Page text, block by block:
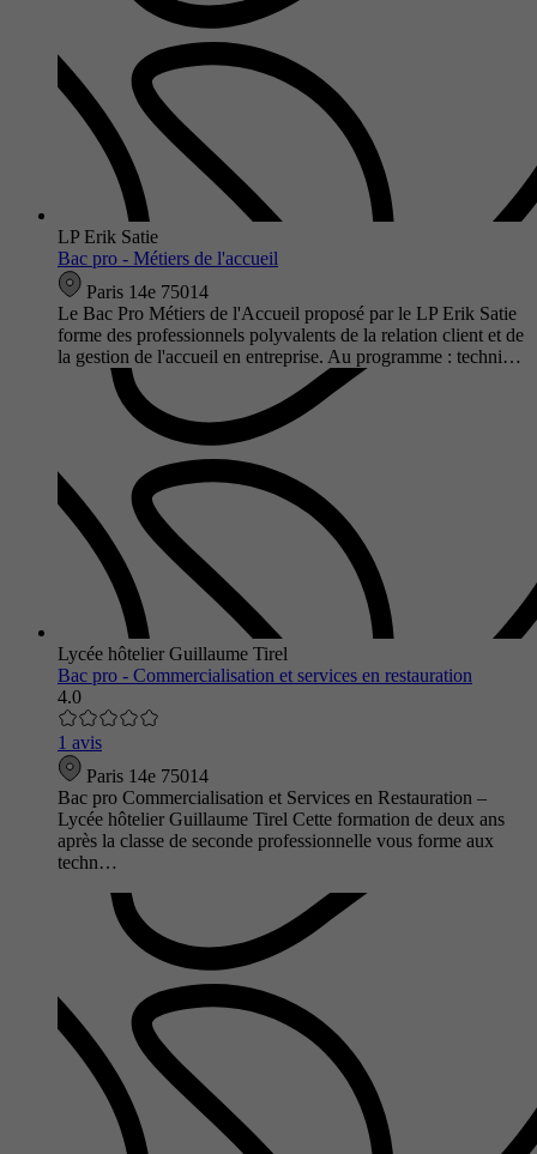
LP Erik Satie
Bac pro - Métiers de l'accueil
Paris 14e 75014
Le Bac Pro Métiers de l'Accueil proposé par le LP Erik Satie
forme des professionnels polyvalents de la relation client et de
la gestion de l'accueil en entreprise. Au programme : techni…
Lycée hôtelier Guillaume Tirel
Bac pro - Commercialisation et services en restauration
4.0
1 avis
Paris 14e 75014
Bac pro Commercialisation et Services en Restauration –
Lycée hôtelier Guillaume Tirel Cette formation de deux ans
après la classe de seconde professionnelle vous forme aux
techn…